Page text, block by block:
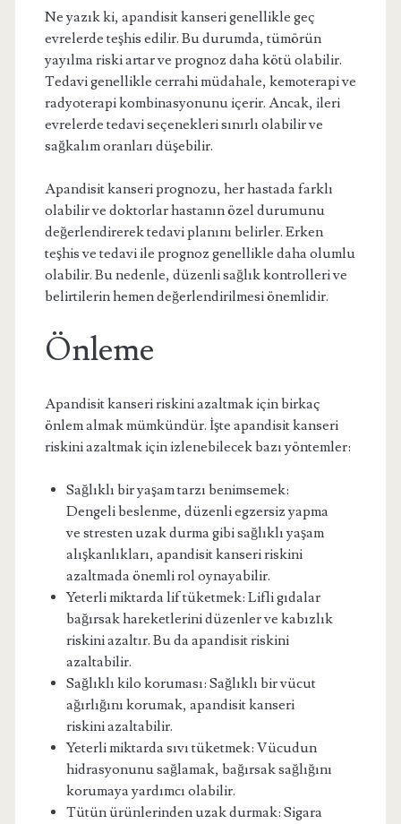
Ne yazık ki, apandisit kanseri genellikle geç
evrelerde teşhis edilir. Bu durumda, tümörün
yayılma riski artar ve prognoz daha kötü olabilir.
Tedavi genellikle cerrahi müdahale, kemoterapi ve
radyoterapi kombinasyonunu içerir. Ancak, ileri
evrelerde tedavi seçenekleri sınırlı olabilir ve
sağkalım oranları düşebilir.
Apandisit kanseri prognozu, her hastada farklı
olabilir ve doktorlar hastanın özel durumunu
değerlendirerek tedavi planını belirler. Erken
teşhis ve tedavi ile prognoz genellikle daha olumlu
olabilir. Bu nedenle, düzenli sağlık kontrolleri ve
belirtilerin hemen değerlendirilmesi önemlidir.
Önleme
Apandisit kanseri riskini azaltmak için birkaç
önlem almak mümkündür. İşte apandisit kanseri
riskini azaltmak için izlenebilecek bazı yöntemler:
Sağlıklı bir yaşam tarzı benimsemek:
Dengeli beslenme, düzenli egzersiz yapma
ve stresten uzak durma gibi sağlıklı yaşam
alışkanlıkları, apandisit kanseri riskini
azaltmada önemli rol oynayabilir.
Yeterli miktarda lif tüketmek: Lifli gıdalar
bağırsak hareketlerini düzenler ve kabızlık
riskini azaltır. Bu da apandisit riskini
azaltabilir.
Sağlıklı kilo koruması: Sağlıklı bir vücut
ağırlığını korumak, apandisit kanseri
riskini azaltabilir.
Yeterli miktarda sıvı tüketmek: Vücudun
hidrasyonunu sağlamak, bağırsak sağlığını
korumaya yardımcı olabilir.
Tütün ürünlerinden uzak durmak: Sigara